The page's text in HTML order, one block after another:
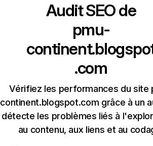
Audit SEO de
pmu-
.com
Vérifiez les performances du site
continent.blogspot.com grâce à un
détecte les problèmes liés à
au contenu, aux liens et au